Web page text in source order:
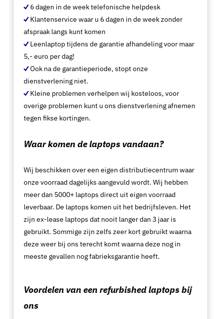
6 dagen in de week telefonische helpdesk
Klantenservice waar u 6 dagen in de week zonder
afspraak langs kunt komen
Leenlaptop tijdens de garantie afhandeling voor maar
5,- euro per dag!
Ook na de garantieperiode, stopt onze
dienstverlening niet.
Kleine problemen verhelpen wij kosteloos, voor
overige problemen kunt u ons dienstverlening afnemen
tegen fikse kortingen.
Waar komen de laptops vandaan?
Wij beschikken over een eigen distributiecentrum waar
onze voorraad dagelijks aangevuld wordt. Wij hebben
meer dan 5000+ laptops direct uit eigen voorraad
leverbaar. De laptops komen uit het bedrijfsleven. Het
zijn ex-lease laptops dat nooit langer dan 3 jaar is
gebruikt. Sommige zijn zelfs zeer kort gebruikt waarna
deze weer bij ons terecht komt waarna deze nog in
meeste gevallen nog fabrieksgarantie heeft.
Voordelen van een refurbished laptops bij
ons